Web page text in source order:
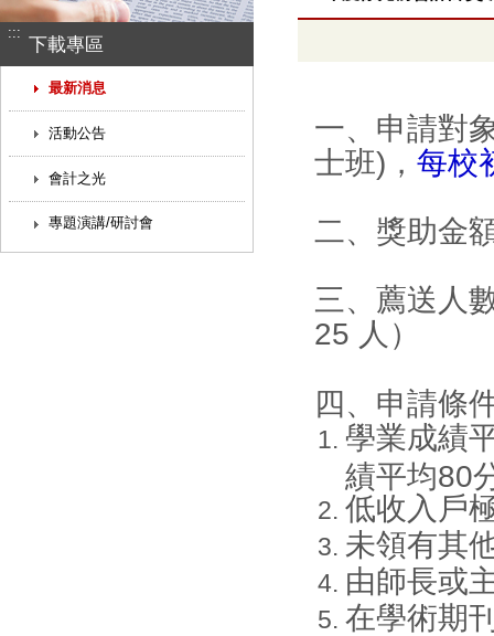
:::
下載專區
最新消息
活動公告
會計之光
專題演講/研討會
一、申請對
士班)， 每校
二、獎助金
三、薦送人
25 人）
四、申請條
學業成績
績平均80
低收入戶
未領有其
由師長或
在學術期